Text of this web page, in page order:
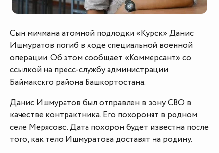
Сын мичмана атомной подлодки «Курск» Данис
Ишмуратов погиб в ходе специальной военной
операции. Об этом сообщает «Коммерсант» со
ссылкой на пресс-службу администрации
Баймакскго района Башкортостана.
Данис Ишмуратов был отправлен в зону СВО в
качестве контрактника. Его похоронят в родном
селе Мерясово. Дата похорон будет известна после
того, как тело Ишмуратова доставят на родину.